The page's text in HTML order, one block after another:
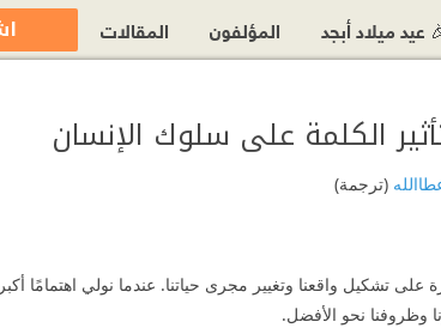
الكلمة على سلوك الإنسان
(ترجمة)
على تشكيل واقعنا وتغيير مجرى حياتنا. عندما نولي اهتمامًا
وظروفنا نحو الأفضل.
عيد ميلاد أبجد المؤلفون المقالات